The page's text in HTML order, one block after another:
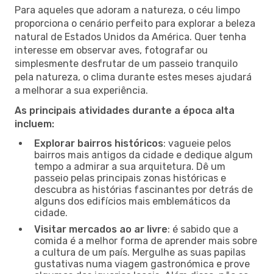
Para aqueles que adoram a natureza, o céu limpo
proporciona o cenário perfeito para explorar a beleza
natural de Estados Unidos da América. Quer tenha
interesse em observar aves, fotografar ou
simplesmente desfrutar de um passeio tranquilo
pela natureza, o clima durante estes meses ajudará
a melhorar a sua experiência.
As principais atividades durante a época alta
incluem:
Explorar bairros históricos: vagueie pelos
bairros mais antigos da cidade e dedique algum
tempo a admirar a sua arquitetura. Dê um
passeio pelas principais zonas históricas e
descubra as histórias fascinantes por detrás de
alguns dos edifícios mais emblemáticos da
cidade.
Visitar mercados ao ar livre: é sabido que a
comida é a melhor forma de aprender mais sobre
a cultura de um país. Mergulhe as suas papilas
gustativas numa viagem gastronómica e prove